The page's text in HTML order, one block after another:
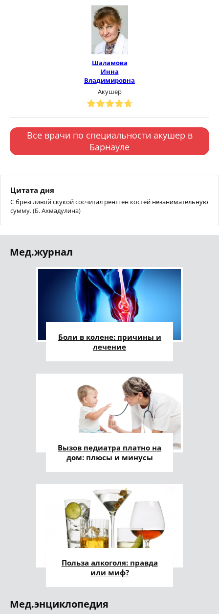
Шаламова
Инна
Владимировна
Акушер
Все врачи по специальности акушер в
Барнауле
Цитата дня
С брезгливой скукой сосчитал рентген костей незанимательную
сумму. (Б. Ахмадулина)
Мед.журнал
Боли в колене: причины и
лечение
Вызов педиатра платно на
дом: плюсы и минусы
Польза алкоголя: правда
или миф?
Мед.энциклопедия